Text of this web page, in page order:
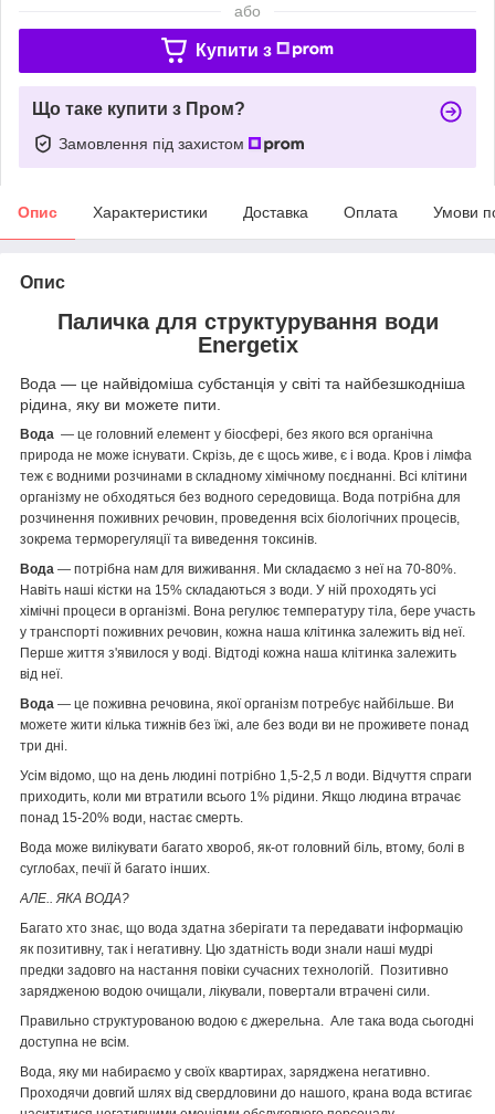
або
Купити з
Що таке купити з Пром?
Замовлення під захистом
Опис Характеристики Доставка Оплата Умови
Опис
Паличка для структурування води
Energetix
Вода — це найвідоміша субстанція у світі та найбезшкодніша
рідина, яку ви можете пити.
Вода — це головний елемент у біосфері, без якого вся органічна
природа не може існувати. Скрізь, де є щось живе, є і вода. Кров і лімфа
теж є водними розчинами в складному хімічному поєднанні. Всі клітини
організму не обходяться без водного середовища. Вода потрібна для
розчинення поживних речовин, проведення всіх біологічних процесів,
зокрема терморегуляції та виведення токсинів.
Вода — потрібна нам для виживання. Ми складаємо з неї на 70-80%.
Навіть наші кістки на 15% складаються з води. У ній проходять усі
хімічні процеси в організмі. Вона регулює температуру тіла, бере участь
у транспорті поживних речовин, кожна наша клітинка залежить від неї.
Перше життя з'явилося у воді. Відтоді кожна наша клітинка залежить
від неї.
Вода — це поживна речовина, якої організм потребує найбільше. Ви
можете жити кілька тижнів без їжі, але без води ви не проживете понад
три дні.
Усім відомо, що на день людині потрібно 1,5-2,5 л води. Відчуття спраги
приходить, коли ми втратили всього 1% рідини. Якщо людина втрачає
понад 15-20% води, настає смерть.
Вода може вилікувати багато хвороб, як-от головний біль, втому, болі в
суглобах, печії й багато інших.
АЛЕ.. ЯКА ВОДА?
Багато хто знає, що вода здатна зберігати та передавати інформацію
як позитивну, так і негативну. Цю здатність води знали наші мудрі
предки задовго на настання повіки сучасних технологій. Позитивно
зарядженою водою очищали, лікували, повертали втрачені сили.
Правильно структурованою водою є джерельна. Але така вода сьогодні
доступна не всім.
Вода, яку ми набираємо у своїх квартирах, заряджена негативно.
Проходячи довгий шлях від свердловини до нашого, крана вода встигає